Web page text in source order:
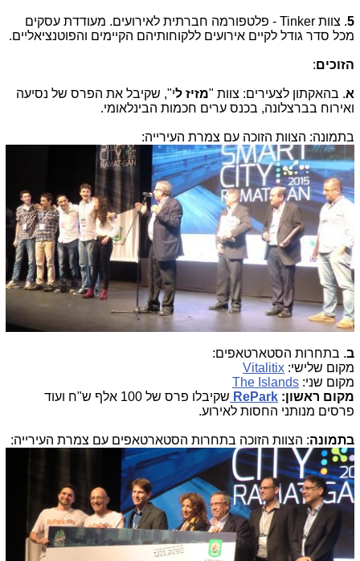
5
. צוות Tinker - פלטפורמה חברתית לאירועים. מעודדת עסקים
מכל סדר גודל לקיים אירועים ללקוחותיהם הקיימים והפוטנציאליים.
הזוכים:
א. בהאקתון לצעירים: צוות "מזיז לי", שקיבל את הפרס של נסיעה
ואירוח בברצלונה, בכנס ערים חכמות הבינלאומי.
בתמונה: הצוות הזוכה עם צמרת העירייה:
ב. בתחרות הסטארטאפים:
מקום שלישי: Vitalitix
מקום שני: The Islands
מקום ראשון: RePark
שקיבלו פרס של 100 אלף ש"ח ועוד
פרסים מנותני החסות לאירוע.
בתמונה: הצוות הזוכה בתחרות הסטארטאפים עם צמרת העירייה: